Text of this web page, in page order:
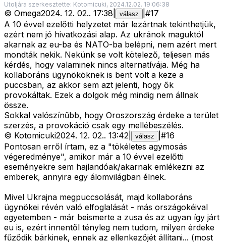
Utoljára szerkesztette: Kotomicuki, 2024.12.02. 19:06:38
© Omega2024. 12. 02.. 17:38 válasz #17
A 10 évvel ezelőtti helyzetet már lezártnak tekinthetjük,
ezért nem jó hivatkozási alap. Az ukránok maguktól
akarnak az eu-ba és NATO-ba belépni, nem azért mert
mondták nekik. Nekünk se volt kötelező, teljesen más
kérdés, hogy valaminek nincs alternatívája. Még ha
kollaboráns ügynököknek is bent volt a keze a
puccsban, az akkor sem azt jelenti, hogy ők
provokáltak. Ezek a dolgok még mindig nem állnak
össze.
Sokkal valószínűbb, hogy Oroszország érdeke a terület
szerzés, a provokáció csak egy mellébeszélés.
© Kotomicuki2024. 12. 02.. 13:42 válasz #16
Pontosan erről írtam, ez a "tökéletes agymosás
végeredménye", amikor már a 10 évvel ezelőtti
eseményekre sem hajlandóak/akarnak emlékezni az
emberek, annyira egy álomvilágban élnek.
Mivel Ukrajna megpuccsolását, majd kollaboráns
ügynökei révén való elfoglalását - más országokéival
egyetemben - már beismerte a zusa és az ugyan így járt
eu is, ezért innentől tényleg nem tudom, milyen érdeke
fűződik bárkinek, ennek az ellenkezőjét állítani... (most